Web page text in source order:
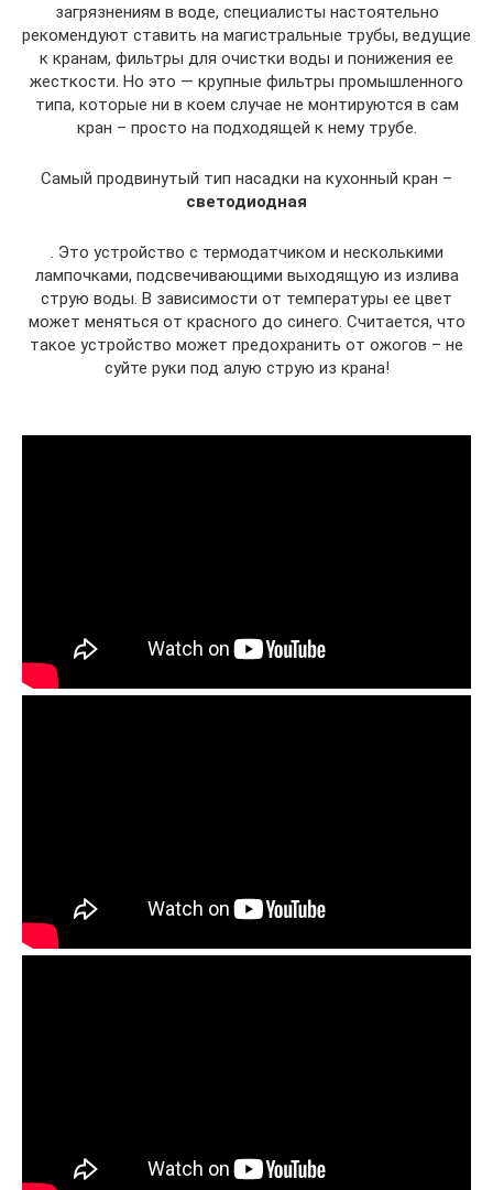
загрязнениям в воде, специалисты настоятельно
рекомендуют ставить на магистральные трубы, ведущие
к кранам, фильтры для очистки воды и понижения ее
жесткости. Но это — крупные фильтры промышленного
типа, которые ни в коем случае не монтируются в сам
кран – просто на подходящей к нему трубе.
Самый продвинутый тип насадки на кухонный кран –
светодиодная
. Это устройство с термодатчиком и несколькими
лампочками, подсвечивающими выходящую из излива
струю воды. В зависимости от температуры ее цвет
может меняться от красного до синего. Считается, что
такое устройство может предохранить от ожогов – не
суйте руки под алую струю из крана!